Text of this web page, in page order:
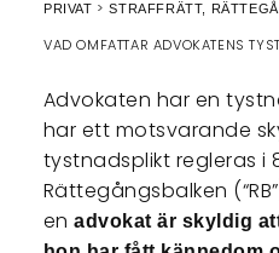
PRIVAT STRAFFRÄTT,
VAD OMFATTAR ADVOKATENS
Advokaten har en
har ett motsvarande
tystnadsplikt regleras i
Rättegångsbalken
en advokat är skyldig